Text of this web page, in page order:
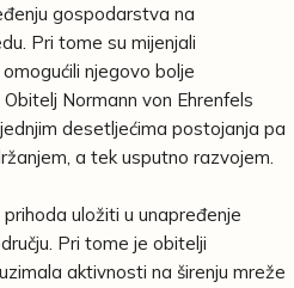
gospodarstva na
Pri tome su mijenjali
njegovo bolje
Normann von Ehrenfels
desetljećima postojanja pa
a tek usputno razvojem.
uložiti u unapređenje
Pri tome je obitelji
aktivnosti na širenju mreže